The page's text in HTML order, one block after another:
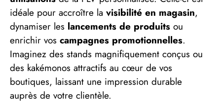
idéale pour accroître la visibilité en magasin,
dynamiser les lancements de produits ou
enrichir vos campagnes promotionnelles.
Imaginez des stands magnifiquement conçus ou
des kakémonos attractifs au cœur de vos
boutiques, laissant une impression durable
auprès de votre clientèle.